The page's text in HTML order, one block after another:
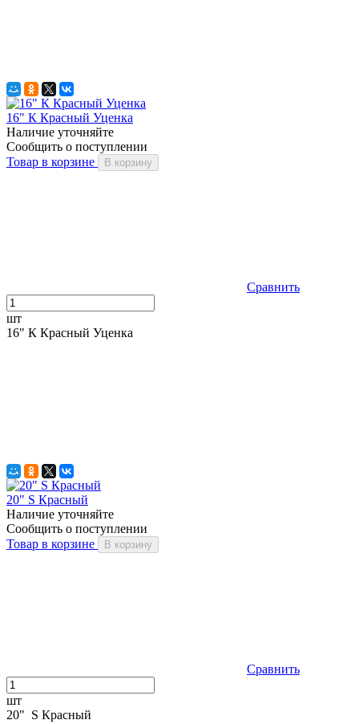
16" К Красный Уценка
Наличие уточняйте
Сообщить о поступлении
Товар в корзине
В корзину
Сравнить
шт
16" К Красный Уценка
20" S Красный
Наличие уточняйте
Сообщить о поступлении
Товар в корзине
В корзину
Сравнить
шт
20" S Красный